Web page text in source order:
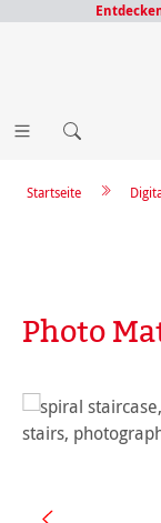
Startseite
Photo
Bildergalerie